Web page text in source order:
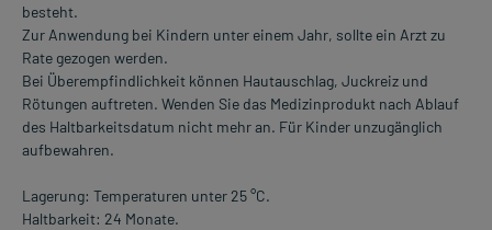
besteht.
Zur Anwendung bei Kindern unter einem Jahr, sollte ein Arzt zu
Rate gezogen werden.
Bei Überempfindlichkeit können Hautauschlag, Juckreiz und
Rötungen auftreten. Wenden Sie das Medizinprodukt nach Ablauf
des Haltbarkeitsdatum nicht mehr an. Für Kinder unzugänglich
aufbewahren.
Lagerung: Temperaturen unter 25 °C.
Haltbarkeit: 24 Monate.